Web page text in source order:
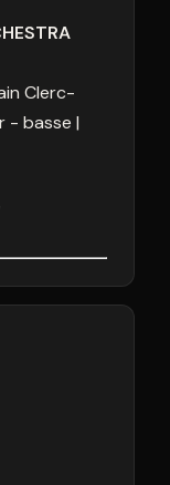
Clerc-
- basse